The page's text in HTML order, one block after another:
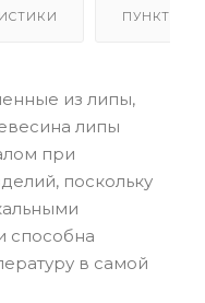
ПУНКТЫ
из липы,
липы
при
поскольку
способна
в самой